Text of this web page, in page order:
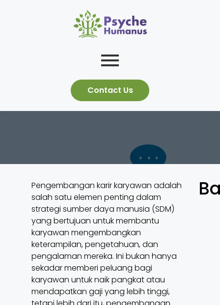
Contact Us
Pengembangan karir karyawan adalah
salah satu elemen penting dalam
strategi sumber daya manusia (SDM)
yang bertujuan untuk membantu
karyawan mengembangkan
keterampilan, pengetahuan, dan
pengalaman mereka. Ini bukan hanya
sekadar memberi peluang bagi
karyawan untuk naik pangkat atau
mendapatkan gaji yang lebih tinggi,